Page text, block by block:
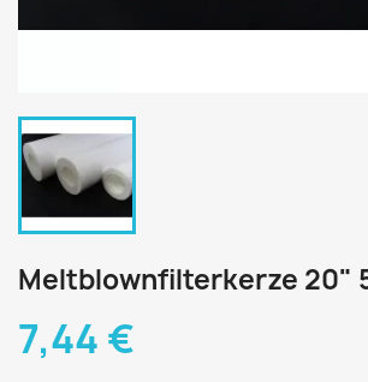
Meltblownfilterkerze 20"
7,44 €